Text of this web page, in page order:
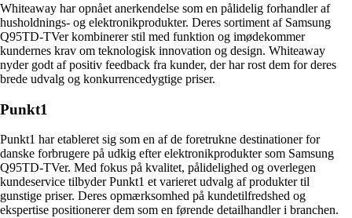
Whiteaway har opnået anerkendelse som en pålidelig forhandler af
husholdnings- og elektronikprodukter. Deres sortiment af Samsung
Q95TD-TVer kombinerer stil med funktion og imødekommer
kundernes krav om teknologisk innovation og design. Whiteaway
nyder godt af positiv feedback fra kunder, der har rost dem for deres
brede udvalg og konkurrencedygtige priser.
Punkt1
Punkt1 har etableret sig som en af de foretrukne destinationer for
danske forbrugere på udkig efter elektronikprodukter som Samsung
Q95TD-TVer. Med fokus på kvalitet, pålidelighed og overlegen
kundeservice tilbyder Punkt1 et varieret udvalg af produkter til
gunstige priser. Deres opmærksomhed på kundetilfredshed og
ekspertise positionerer dem som en førende detailhandler i branchen.